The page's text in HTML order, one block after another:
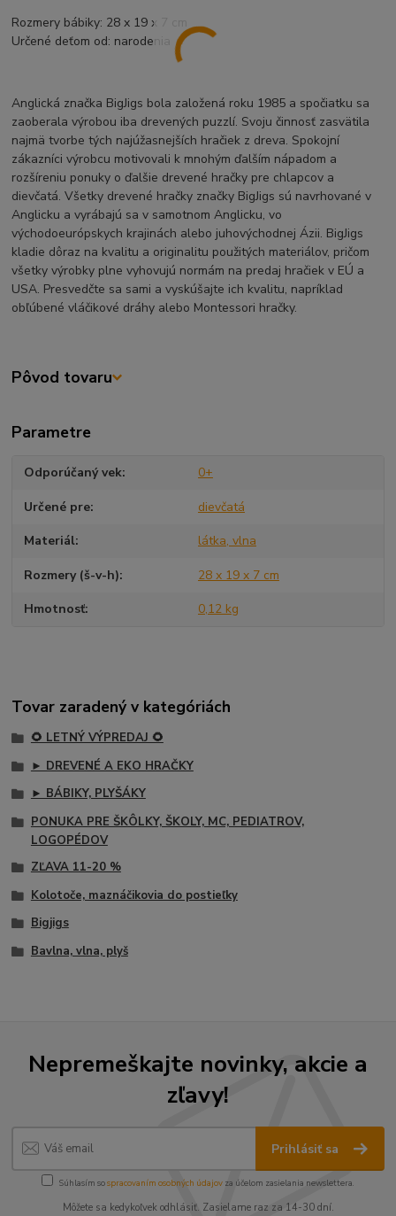
Rozmery bábiky: 28 x 19 x 7 cm
Určené deťom od: narodenia
Anglická značka BigJigs bola založená roku 1985 a spočiatku sa
zaoberala výrobou iba drevených puzzlí. Svoju činnosť zasvätila
najmä tvorbe tých najúžasnejších hračiek z dreva. Spokojní
zákazníci výrobcu motivovali k mnohým ďalším nápadom a
rozšíreniu ponuky o ďalšie drevené hračky pre chlapcov a
dievčatá. Všetky drevené hračky značky BigJigs sú navrhované v
Anglicku a vyrábajú sa v samotnom Anglicku, vo
východoeurópskych krajinách alebo juhovýchodnej Ázii. BigJigs
kladie dôraz na kvalitu a originalitu použitých materiálov, pričom
všetky výrobky plne vyhovujú normám na predaj hračiek v EÚ a
USA. Presvedčte sa sami a vyskúšajte ich kvalitu, napríklad
obľúbené vláčikové dráhy alebo Montessori hračky.
Pôvod tovaru
Parametre
Odporúčaný vek 0+
Určené pre dievčatá
Materiál látka, vlna
Rozmery (š-v-h) 28 x 19 x 7 cm
Hmotnosť 0,12 kg
Tovar zaradený v kategóriách
🌻 LETNÝ VÝPREDAJ 🌻
► DREVENÉ A EKO HRAČKY
► BÁBIKY, PLYŠÁKY
PONUKA PRE ŠKÔLKY, ŠKOLY, MC, PEDIATROV,
LOGOPÉDOV
ZĽAVA 11-20 %
Kolotoče, maznáčikovia do postieľky
Bigjigs
Bavlna, vlna, plyš
Nepremeškajte novinky, akcie a
zľavy!
Prihlásiť sa
Súhlasím sospracovaním osobných údajov za účelom zasielania newslettera.
Môžete sa kedykoľvek odhlásiť. Zasielame raz za 14-30 dní.